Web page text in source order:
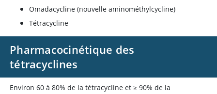
Omadacycline (nouvelle aminométhylcycline)
Tétracycline
Pharmacocinétique des
tétracyclines
Environ 60 à 80% de la tétracycline et ≥ 90% de la